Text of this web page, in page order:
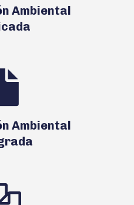
Ambiental
Ambiental